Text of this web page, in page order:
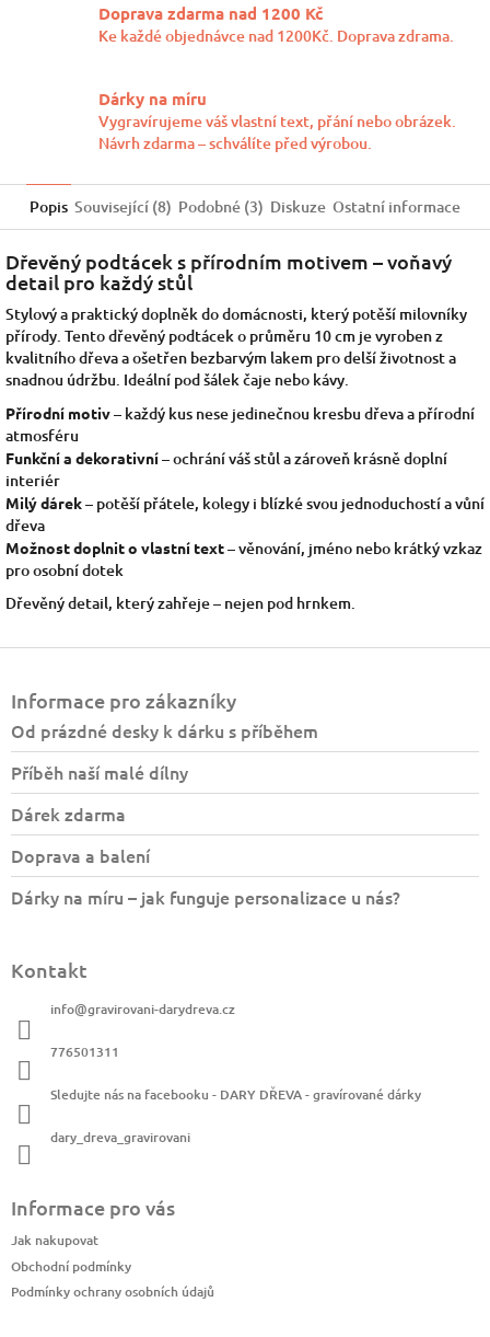
Doprava zdarma nad 1200 Kč
Ke každé objednávce nad 1200Kč. Doprava zdrama.
Dárky na míru
Vygravírujeme váš vlastní text, přání nebo obrázek.
Návrh zdarma – schválíte před výrobou.
Popis Související (8) Podobné (3) Diskuze Ostatní informace
Dřevěný podtácek s přírodním motivem – voňavý
detail pro každý stůl
Stylový a praktický doplněk do domácnosti, který potěší milovníky
přírody. Tento dřevěný podtácek o průměru 10 cm je vyroben z
kvalitního dřeva a ošetřen bezbarvým lakem pro delší životnost a
snadnou údržbu. Ideální pod šálek čaje nebo kávy.
Přírodní motiv– každý kus nese jedinečnou kresbu dřeva a přírodní
atmosféru
Funkční a dekorativní– ochrání váš stůl a zároveň krásně doplní
interiér
Milý dárek– potěší přátele, kolegy i blízké svou jednoduchostí a vůní
dřeva
Možnost doplnit o vlastní text– věnování, jméno nebo krátký vzkaz
pro osobní dotek
Dřevěný detail, který zahřeje – nejen pod hrnkem.
Informace pro zákazníky
Od prázdné desky k dárku s příběhem
Příběh naší malé dílny
Dárek zdarma
Doprava a balení
Dárky na míru – jak funguje personalizace u nás?
Kontakt
info@gravirovani-darydreva.cz
776501311
Sledujte nás na facebooku - DARY DŘEVA - gravírované dárky
dary_dreva_gravirovani
Informace pro vás
Jak nakupovat
Obchodní podmínky
Podmínky ochrany osobních údajů